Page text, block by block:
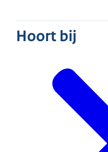
Hoort bij